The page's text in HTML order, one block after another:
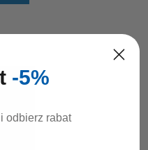
-5%
odbierz rabat